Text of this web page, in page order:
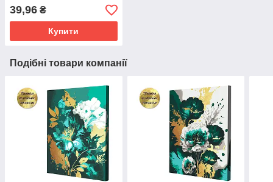
39,96 ₴
Купити
Подібні товари компанії